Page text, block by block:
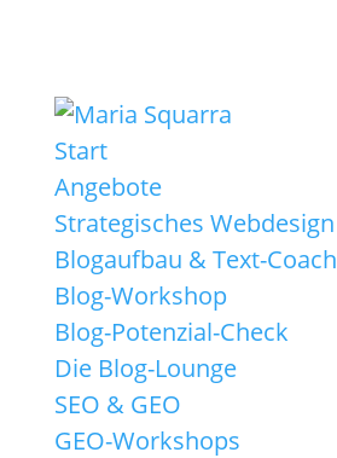
Start
Angebote
Strategisches Webdesign
Blogaufbau & Text-
Blog-Workshop
Blog-Potenzial-Check
Die Blog-Lounge
SEO & GEO
GEO-Workshops